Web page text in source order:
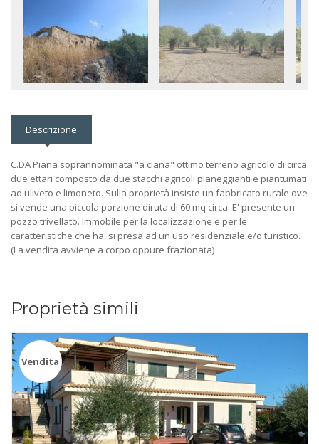
Descrizione
C.DA Piana soprannominata "a ciana" ottimo terreno agricolo di circa
due ettari composto da due stacchi agricoli pianeggianti e piantumati
ad uliveto e limoneto. Sulla proprietà insiste un fabbricato rurale ove
si vende una piccola porzione diruta di 60 mq circa. E' presente un
pozzo trivellato. Immobile per la localizzazione e per le
caratteristiche che ha, si presa ad un uso residenziale e/o turistico.
(La vendita avviene a corpo oppure frazionata)
Proprietà simili
Vendita